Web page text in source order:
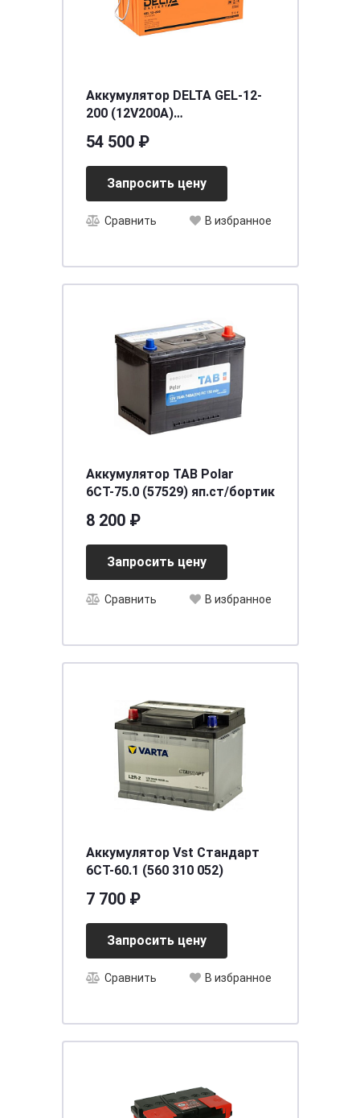
Аккумулятор DELTA GEL-12-
200 (12V200A)
54 500 ₽
Запросить цену
Сравнить В избранное
Аккумулятор TAB Polar
6СТ-75.0 (57529) яп.ст/бортик
8 200 ₽
Запросить цену
Сравнить В избранное
Аккумулятор Vst Стандарт
6CT-60.1 (560 310 052)
7 700 ₽
Запросить цену
Сравнить В избранное